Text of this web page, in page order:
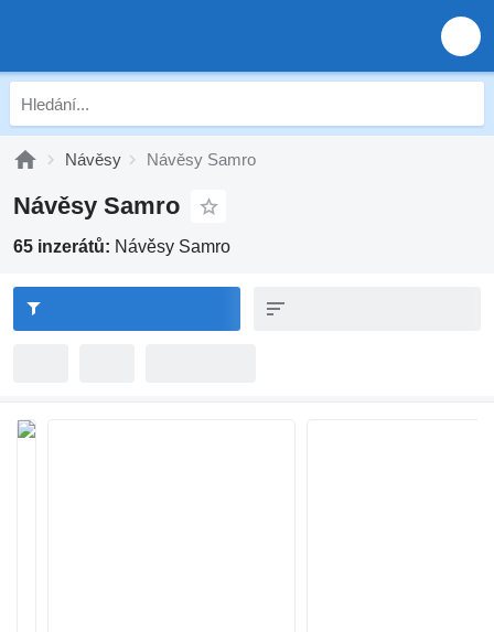
Návěsy Návěsy Samro
Návěsy Samro
65 inzerátů: Návěsy Samro